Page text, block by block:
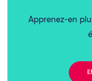
Apprenez-en